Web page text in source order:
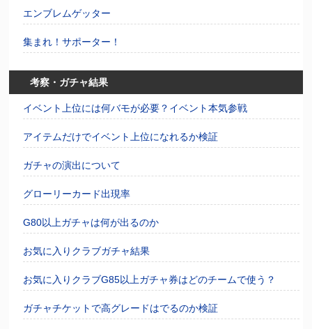
エンブレムゲッター
集まれ！サポーター！
考察・ガチャ結果
イベント上位には何バモが必要？イベント本気参戦
アイテムだけでイベント上位になれるか検証
ガチャの演出について
グローリーカード出現率
G80以上ガチャは何が出るのか
お気に入りクラブガチャ結果
お気に入りクラブG85以上ガチャ券はどのチームで使う？
ガチャチケットで高グレードはでるのか検証